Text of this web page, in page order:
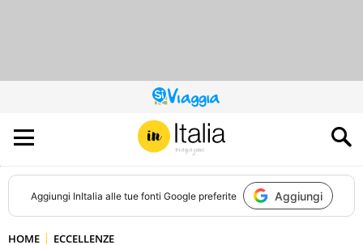
QUESTO
SITO
CONTRIBUISCE
ALL’AUDIENCE
DI
Aggiungi InItalia alle tue fonti Google preferite Aggiungi
HOME ECCELLENZE